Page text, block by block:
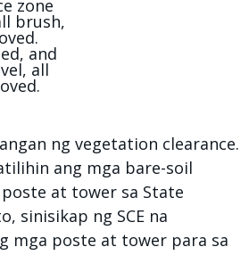
ng vegetation clearance.
ang mga bare-soil
at tower sa State
sinisikap ng SCE na
mga poste at tower para sa